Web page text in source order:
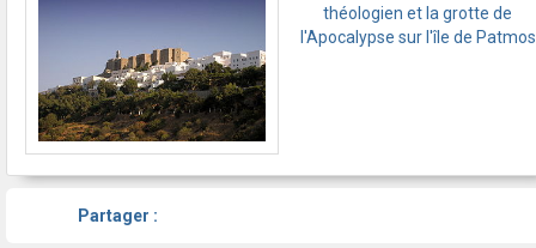
théologien et la grotte de
l'Apocalypse sur l'île de Patmos
Partager :